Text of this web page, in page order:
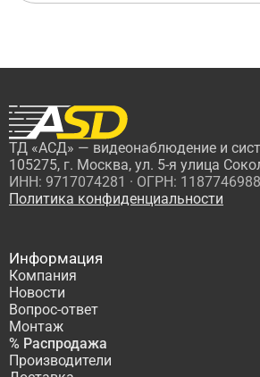
ТД «АСД» — видеонаблюдение и
105275, г. Москва, ул. 5-я улица
ИНН: 9717074281 · ОГРН:
Политика конфиденциальности
Информация
Компания
Новости
Вопрос-ответ
Монтаж
% Распродажа
Производители